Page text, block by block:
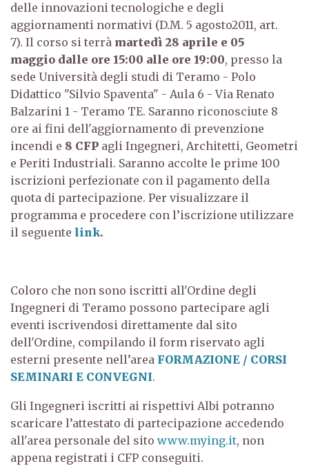
delle innovazioni tecnologiche e degli
aggiornamenti normativi (D.M. 5 agosto2011, art.
7). Il corso si terrà martedì 28 aprile e 05
maggio dalle ore 15:00 alle ore 19:00, presso la
sede Università degli studi di Teramo - Polo
Didattico "Silvio Spaventa" - Aula 6 - Via Renato
Balzarini 1 - Teramo TE. Saranno riconosciute 8
ore ai fini dell'aggiornamento di prevenzione
incendi e 8 CFP agli Ingegneri, Architetti, Geometri
e Periti Industriali. Saranno accolte le prime 100
iscrizioni perfezionate con il pagamento della
quota di partecipazione. Per visualizzare il
programma e procedere con l’iscrizione utilizzare
il seguente link.
Coloro che non sono iscritti all'Ordine degli
Ingegneri di Teramo possono partecipare agli
eventi iscrivendosi direttamente dal sito
dell'Ordine, compilando il form riservato agli
esterni presente nell’area FORMAZIONE / CORSI
SEMINARI E CONVEGNI.
Gli Ingegneri iscritti ai rispettivi Albi potranno
scaricare l’attestato di partecipazione accedendo
all'area personale del sito www.mying.it, non
appena registrati i CFP conseguiti.